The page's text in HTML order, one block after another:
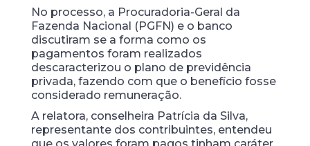
No processo, a Procuradoria-Geral da
Fazenda Nacional (PGFN) e o banco
discutiram se a forma como os
pagamentos foram realizados
descaracterizou o plano de previdência
privada, fazendo com que o benefício fosse
considerado remuneração.
A relatora, conselheira Patrícia da Silva,
representante dos contribuintes, entendeu